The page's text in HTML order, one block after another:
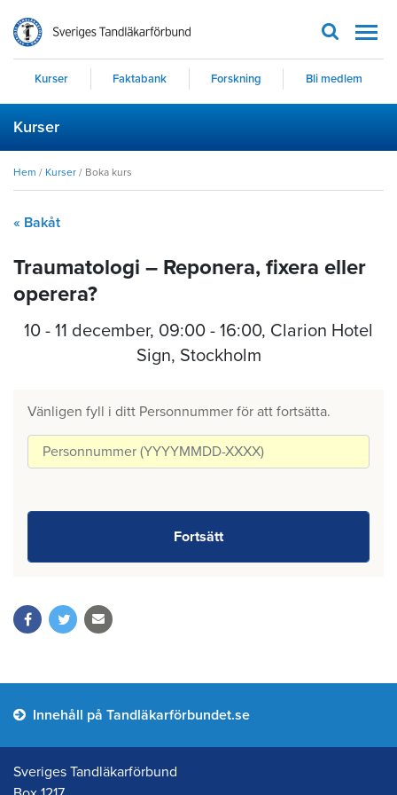
Kurser Faktabank Forskning Bli medlem
Kurser
Hem / Kurser / Boka kurs
« Bakåt
Traumatologi – Reponera, fixera eller
operera?
10 - 11 december, 09:00 - 16:00, Clarion Hotel
Sign, Stockholm
Vänligen fyll i ditt Personnummer för att fortsätta.
Innehåll på Tandläkarförbundet.se
Sveriges Tandläkarförbund